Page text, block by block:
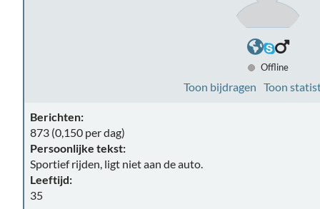
Offline
Toon bijdragen Toon
Berichten:
873 (0,150 per dag)
Persoonlijke tekst:
Sportief rijden, ligt niet aan de auto.
Leeftijd:
35